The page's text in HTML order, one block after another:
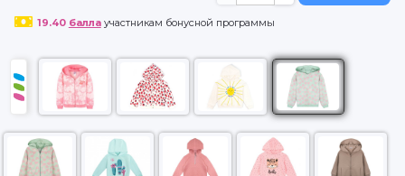
19.40 баллаучастникам бонусной программы